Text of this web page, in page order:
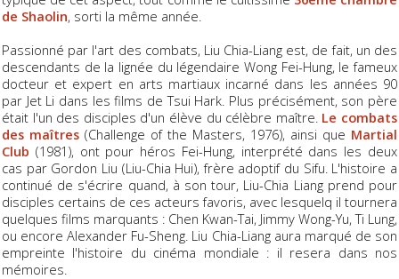
de Shaolin, sorti la même année.
Passionné par l'art des combats, Liu Chia-Liang est, de fait, un des
descendants de la lignée du légendaire Wong Fei-Hung, le fameux
docteur et expert en arts martiaux incarné dans les années 90
par Jet Li dans les films de Tsui Hark. Plus précisément, son père
était l'un des disciples d'un élève du célèbre maître. Le combats
des maîtres (Challenge of the Masters, 1976), ainsi que Martial
Club (1981), ont pour héros Fei-Hung, interprété dans les deux
cas par Gordon Liu (Liu-Chia Hui), frère adoptif du Sifu. L'histoire a
continué de s'écrire quand, à son tour, Liu-Chia Liang prend pour
disciples certains de ces acteurs favoris, avec lesquelq il tournera
quelques films marquants : Chen Kwan-Tai, Jimmy Wong-Yu, Ti Lung,
ou encore Alexander Fu-Sheng. Liu Chia-Liang aura marqué de son
empreinte l'histoire du cinéma mondiale : il resera dans nos
mémoires.